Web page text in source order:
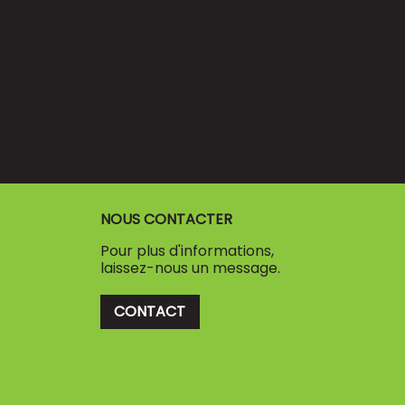
NOUS CONTACTER
Pour plus d'informations,
laissez-nous un message.
CONTACT